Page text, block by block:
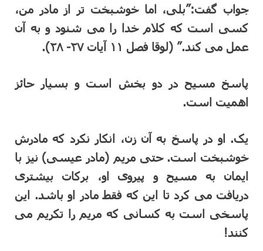
جواب گفت:”بلی، اما خوشبخت تر از مادر من،
کسی است که کلام خدا را می شنود و به آن
عمل می کند.” (لوقا فصل ۱۱ آیات ۲۷- ۲۸).
پاسخ مسیح در دو بخش است و بسیار حائز
اهمیت است.
یک. او در پاسخ به آن زن، انکار نکرد که مادرش
خوشبخت است. حتی مریم (مادر عیسی) نیز با
ایمان به مسیح و پیروی او، برکات بیشتری
دریافت می کرد تا این که فقط مادر او باشد. این
پاسخی است به کسانی که مریم را تکریم می
کنند!